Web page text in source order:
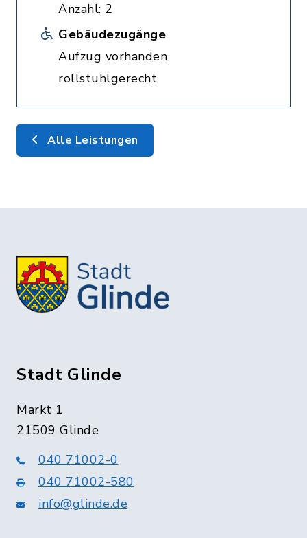
Anzahl: 2
Gebäudezugänge
Aufzug vorhanden
rollstuhlgerecht
Alle Leistungen
Stadt Glinde
Markt 1
21509 Glinde
040 71002-0
040 71002-580
info@glinde.de